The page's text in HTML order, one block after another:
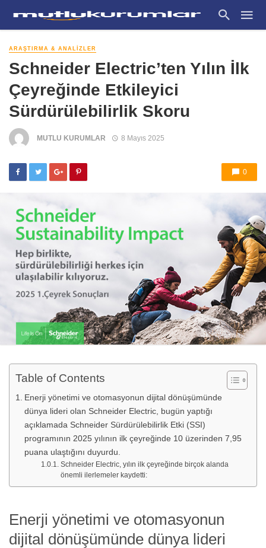
ARAŞTIRMA & ANALIZLER
Schneider Electric’ten Yılın İlk
Çeyreğinde Etkileyici
Sürdürülebilirlik Skoru
MUTLU KURUMLAR 8 Mayıs 2025
0
Table of Contents
Enerji yönetimi ve otomasyonun dijital dönüşümünde
dünya lideri olan Schneider Electric, bugün yaptığı
açıklamada Schneider Sürdürülebilirlik Etki (SSI)
programının 2025 yılının ilk çeyreğinde 10 üzerinden 7,95
puana ulaştığını duyurdu.
Schneider Electric, yılın ilk çeyreğinde birçok alanda
önemli ilerlemeler kaydetti:
Enerji yönetimi ve otomasyonun
dijital dönüşümünde dünya lideri